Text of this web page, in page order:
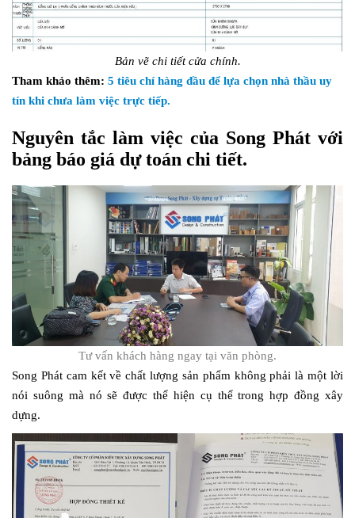
Bản vẽ chi tiết cửa chính.
Tham khảo thêm: 5 tiêu chí hàng đầu để lựa chọn nhà thầu uy
tín khi chưa làm việc trực tiếp.
Nguyên tắc làm việc của Song Phát với
bảng báo giá dự toán chi tiết.
Tư vấn khách hàng ngay tại văn phòng.
Song Phát cam kết về chất lượng sản phẩm không phải là một lời
nói suông mà nó sẽ được thể hiện cụ thể trong hợp đồng xây
dựng.